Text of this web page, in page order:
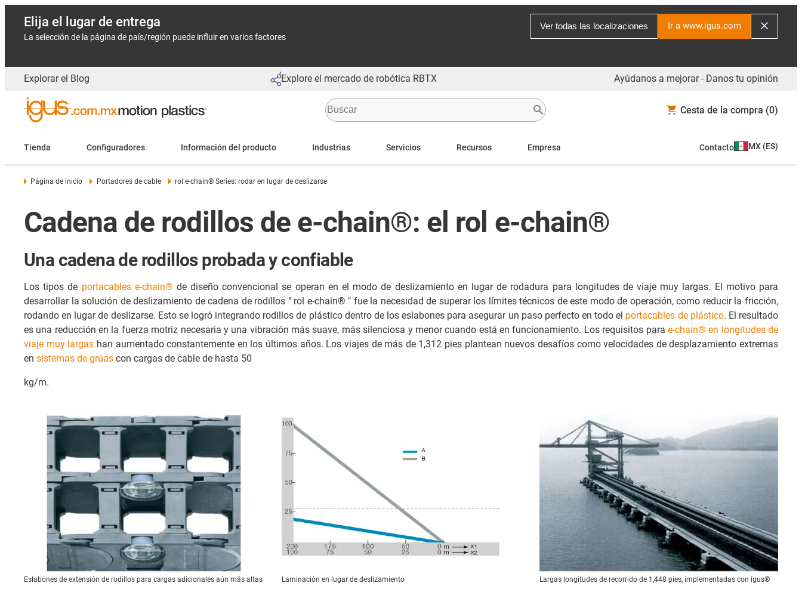
Elija el lugar de entrega
La selección de la página de país/región puede influir en varios factores
Ver todas las localizaciones Ir a www.igus.com
Explorar el Blog Explore el mercado de robótica RBTX Ayúdanos a mejorar - Danos tu opinión
Cesta de la compra (0)
Tienda Configuradores Información del producto Industrias Servicios Recursos Empresa Contacto MX (ES)
Página de inicio Portadores de cable rol e-chain® Series: rodar en lugar de deslizarse
Cadena de rodillos de e-chain®: el rol e-chain®
Una cadena de rodillos probada y confiable
Los tipos de portacables e-chain® de diseño convencional se operan en el modo de deslizamiento en lugar de rodadura para longitudes de viaje muy largas. El motivo para
desarrollar la solución de deslizamiento de cadena de rodillos " rol e-chain® " fue la necesidad de superar los límites técnicos de este modo de operación, como reducir la fricción,
rodando en lugar de deslizarse. Esto se logró integrando rodillos de plástico dentro de los eslabones para asegurar un paso perfecto en todo el portacables de plástico. El resultado
es una reducción en la fuerza motriz necesaria y una vibración más suave, más silenciosa y menor cuando está en funcionamiento. Los requisitos para e-chain® en longitudes de
viaje muy largas han aumentado constantemente en los últimos años. Los viajes de más de 1,312 pies plantean nuevos desafíos como velocidades de desplazamiento extremas
en sistemas de grúas con cargas de cable de hasta 50
kg/m.
Eslabones de extensión de rodillos para cargas adicionales aún más altas
Laminación en lugar de deslizamiento
Largas longitudes de recorrido de 1,448 pies, implementadas con igus®